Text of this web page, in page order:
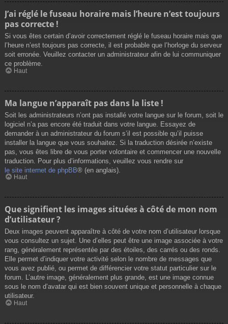
J’ai réglé le fuseau horaire mais l’heure n’est toujours
pas correcte !
Si vous êtes certain d’avoir correctement réglé le fuseau horaire mais que
l’heure n’est toujours pas correcte, il est probable que l’horloge du serveur
soit erronée. Veuillez contacter un administrateur afin de lui communiquer
ce problème.
Haut
Ma langue n’apparaît pas dans la liste !
Soit les administrateurs n’ont pas installé votre langue sur le forum, soit le
logiciel n’a pas encore été traduit dans votre langue. Essayez de
demander à un administrateur du forum s’il est possible qu’il puisse
installer la langue que vous souhaitez. Si la traduction désirée n’existe
pas, vous êtes libre de vous porter volontaire et commencer une nouvelle
traduction. Pour plus d’informations, veuillez vous rendre sur
le site internet de phpBB® (en anglais).
Haut
Que signifient les images situées à côté de mon nom
d’utilisateur ?
Deux images peuvent apparaître à côté de votre nom d’utilisateur lorsque
vous consultez un sujet. Une d’elles peut être une image associée à votre
rang, généralement représentée par des étoiles, des carrés ou des ronds.
Elle permet d’indiquer votre activité selon le nombre de messages que
vous avez publié, ou permet de différencier votre statut particulier sur le
forum. L’autre image, généralement plus grande, est une image connue
sous le nom d’avatar qui est bien souvent unique et personnelle à chaque
utilisateur.
Haut